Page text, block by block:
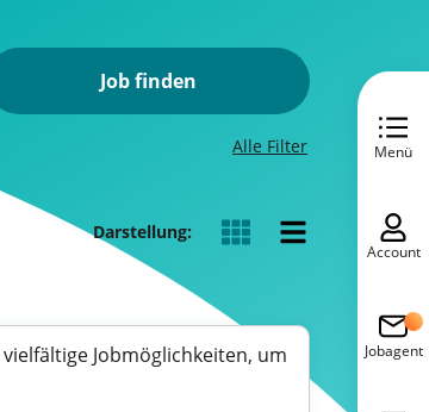
Job finden
Alle Filter
Darstellung:
Jobmöglichkeiten, um
Menü
Account
Jobagent